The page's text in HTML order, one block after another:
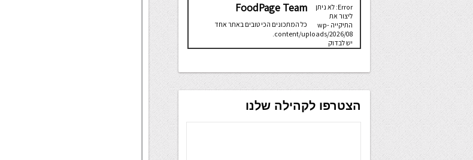
Error: לא ניתן
ליצור את
התיקייה wp-
content/uploads/2026/08.
יש לבדוק
שתיקיית האב
FoodPage Team
כל המתכונים הכי טובים באתר אחד
הצטרפו לקהילה שלנו